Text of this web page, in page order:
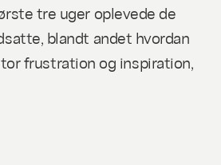
tre uger oplevede de
blandt andet hvordan
frustration og inspiration,